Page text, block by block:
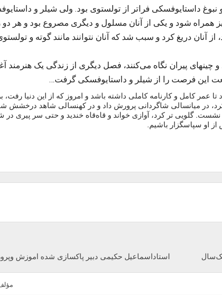
داستایوفسکی فراتر از تولستوی بود. ولی شیلر و
همراه شود و یکی از آنان مسلول و دیگری مصروع بود و هر دو
آنان دریغ کرد و سبب شد که آنان نتوانند مانند گوته و
پیران نگاه می‌کنند، فصل دیگری از زندگی یک هنرمند
این فرصت را از شیلر و داستایوفسکی گرفت…
عمر کامل و کارنامه کاملی داشته باشد و امروز که از این دنیا رفت،
در میانسالی شاگردانی پرورش داد و در کهنسالی شاهد درخشش
نشست. گلویی تر کرد، آوازی خواند و قاه‌قاه خندید و حتی سر پیری در
او سپاسگزار باشیم.
استاداسماعیل حکیمی دبیر پاکسازی شده اموزش